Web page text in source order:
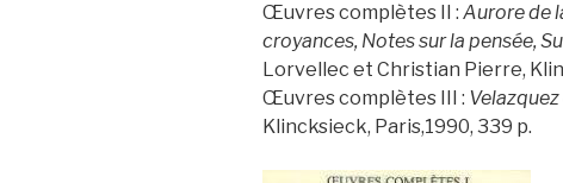
Œuvres complètes II : Aurore de
croyances, Notes sur la pensée,
Lorvellec et Christian Pierre,
Œuvres complètes III :
Klincksieck, Paris,1990, 339 p.